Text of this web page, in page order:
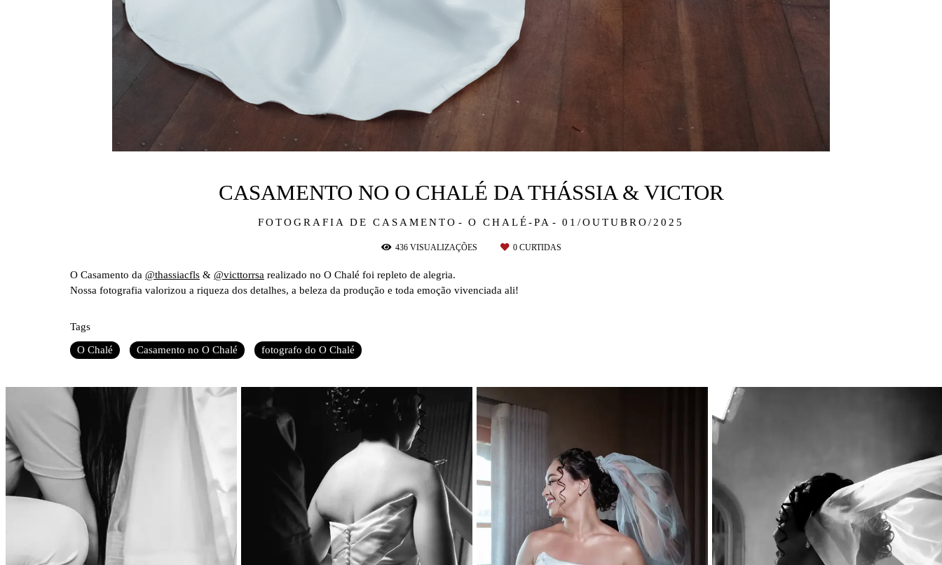
FOTOGRAFIA DE CASAMENTO O CHALÉ-PA 01/OUTUBRO/2025
CASAMENTO NO O CHALÉ DA THÁSSIA & VICTOR
436VISUALIZAÇÕES 0CURTIDAS
O Casamento da @thassiacfls & @victtorrsa realizado no O Chalé foi repleto de alegria.
Nossa fotografia valorizou a riqueza dos detalhes, a beleza da produção e toda emoção vivenciada ali!
Tags
O Chalé Casamento no O Chalé fotografo do O Chalé